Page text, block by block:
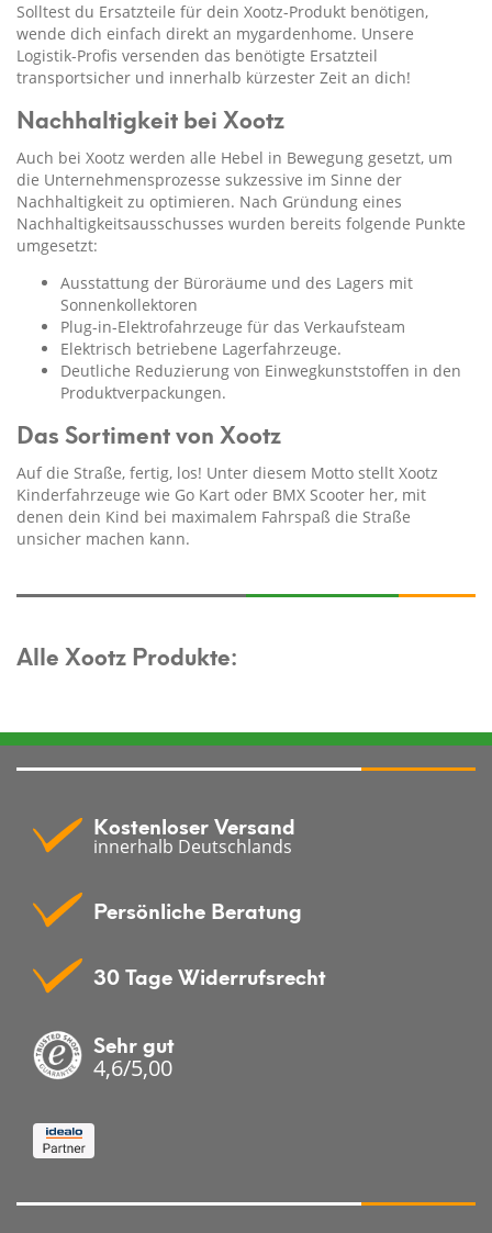
Solltest du Ersatzteile für dein Xootz-Produkt benötigen,
wende dich einfach direkt an mygardenhome. Unsere
Logistik-Profis versenden das benötigte Ersatzteil
transportsicher und innerhalb kürzester Zeit an dich!
Nachhaltigkeit bei Xootz
Auch bei Xootz werden alle Hebel in Bewegung gesetzt, um
die Unternehmensprozesse sukzessive im Sinne der
Nachhaltigkeit zu optimieren. Nach Gründung eines
Nachhaltigkeitsausschusses wurden bereits folgende Punkte
umgesetzt:
Ausstattung der Büroräume und des Lagers mit
Sonnenkollektoren
Plug-in-Elektrofahrzeuge für das Verkaufsteam
Elektrisch betriebene Lagerfahrzeuge.
Deutliche Reduzierung von Einwegkunststoffen in den
Produktverpackungen.
Das Sortiment von Xootz
Auf die Straße, fertig, los! Unter diesem Motto stellt Xootz
Kinderfahrzeuge wie Go Kart oder BMX Scooter her, mit
denen dein Kind bei maximalem Fahrspaß die Straße
unsicher machen kann.
Alle Xootz Produkte:
Kostenloser Versand
innerhalb Deutschlands
Persönliche Beratung
30 Tage Widerrufsrecht
Sehr gut
4,6/5,00